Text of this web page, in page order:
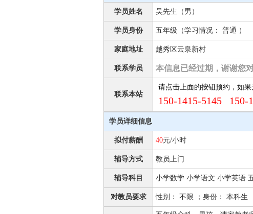
学员姓名 吴先生（男）
学员身份 五年级（学习情况： 普通 ）
家庭地址 越秀区云泉新村
联系学员 本信息已经过期，谢谢您
联系本站
请点击上面的按钮预约，如果
150-1415-5145 150-
学员详细信息
拟付薪酬 40元/小时
辅导方式 教员上门
辅导科目 小学数学 小学语文 小学英语
对教员要求 性别： 不限 ；身份： 本科生